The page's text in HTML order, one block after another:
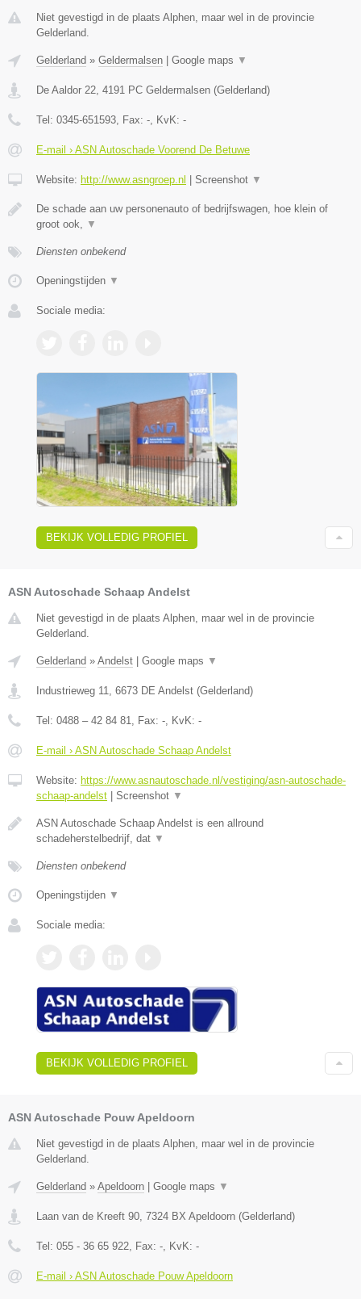
Niet gevestigd in de plaats Alphen, maar wel in de provincie
Gelderland.
Gelderland » Geldermalsen Google maps ▼
De Aaldor 22, 4191 PC Geldermalsen (Gelderland)
Tel: 0345-651593, Fax: -, KvK: -
E-mail › ASN Autoschade Voorend De Betuwe
Website: http://www.asngroep.nl Screenshot ▼
De schade aan uw personenauto of bedrijfswagen, hoe klein of
groot ook, ▼
Diensten onbekend
Openingstijden ▼
Sociale media:
BEKIJK VOLLEDIG PROFIEL
ASN Autoschade Schaap Andelst
Niet gevestigd in de plaats Alphen, maar wel in de provincie
Gelderland.
Gelderland » Andelst Google maps ▼
Industrieweg 11 6673 DE Andelst (Gelderland)
Tel: 0488 – 42 84 81 , Fax: - , KvK: -
E-mail › ASN Autoschade Schaap Andelst
Website: https://www.asnautoschade.nl/vestiging/asn-autoschade-
schaap-andelst
Screenshot ▼
ASN Autoschade Schaap Andelst is een allround
schadeherstelbedrijf, dat ▼
Diensten onbekend
Openingstijden ▼
Sociale media:
BEKIJK VOLLEDIG PROFIEL
ASN Autoschade Pouw Apeldoorn
Niet gevestigd in de plaats Alphen, maar wel in de provincie
Gelderland.
Gelderland » Apeldoorn Google maps ▼
Laan van de Kreeft 90, 7324 BX Apeldoorn (Gelderland)
Tel: 055 - 36 65 922, Fax: -, KvK: -
E-mail › ASN Autoschade Pouw Apeldoorn